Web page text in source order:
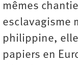
mêmes
esclavagisme
philippine,
papiers en